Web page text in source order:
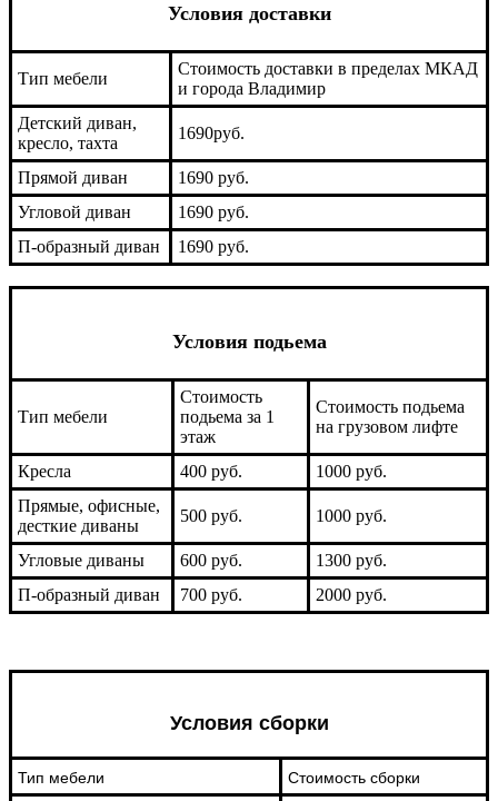
Условия доставки
Тип мебели
Стоимость доставки в пределах МКАД
и города Владимир
Детский диван,
кресло, тахта
1690руб.
Прямой диван
1690 руб.
Угловой диван
1690 руб.
П-образный диван
1690 руб.
Условия подьема
Тип мебели
Стоимость
подьема за 1
этаж
Стоимость подьема
на грузовом лифте
Кресла 400 руб.
1000 руб.
Прямые, офисные,
десткие диваны
500 руб. 1000 руб.
Угловые диваны 600 руб.
1300 руб.
П-образный диван
700 руб. 2000 руб.
Условия сборки
Тип мебели
Стоимость сборки